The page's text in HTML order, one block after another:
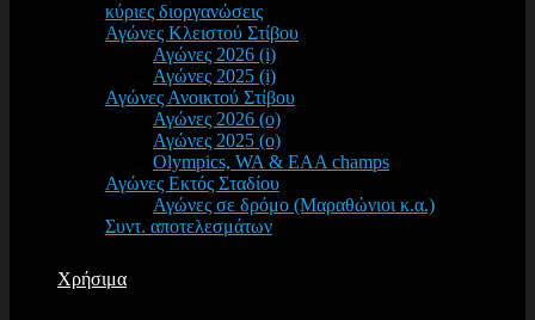
κύριες διοργανώσεις
Αγώνες Κλειστού Στίβου
Αγώνες 2026 (i)
Αγώνες 2025 (i)
Αγώνες Ανοικτού Στίβου
Αγώνες 2026 (o)
Αγώνες 2025 (o)
Olympics, WA & EAA champs
Αγώνες Εκτός Σταδίου
Αγώνες σε δρόμο (Μαραθώνιοι κ.α.)
Συντ. αποτελεσμάτων
Χρήσιμα